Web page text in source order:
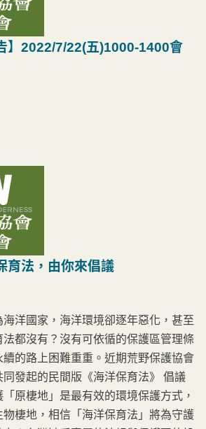
】2022/7/22(五)1000-1400會
育法，由你來倡議
洋國家，海洋環境卻逐年惡化，甚至
都沒有？沒有可依循的保護區管理條
的路上困難重重。近期荒野保護協會
發起的民間版《海洋保育法》 倡議
原棲地」是最有效的環境保護方式，
棲地，相信「海洋保育法」將為守護